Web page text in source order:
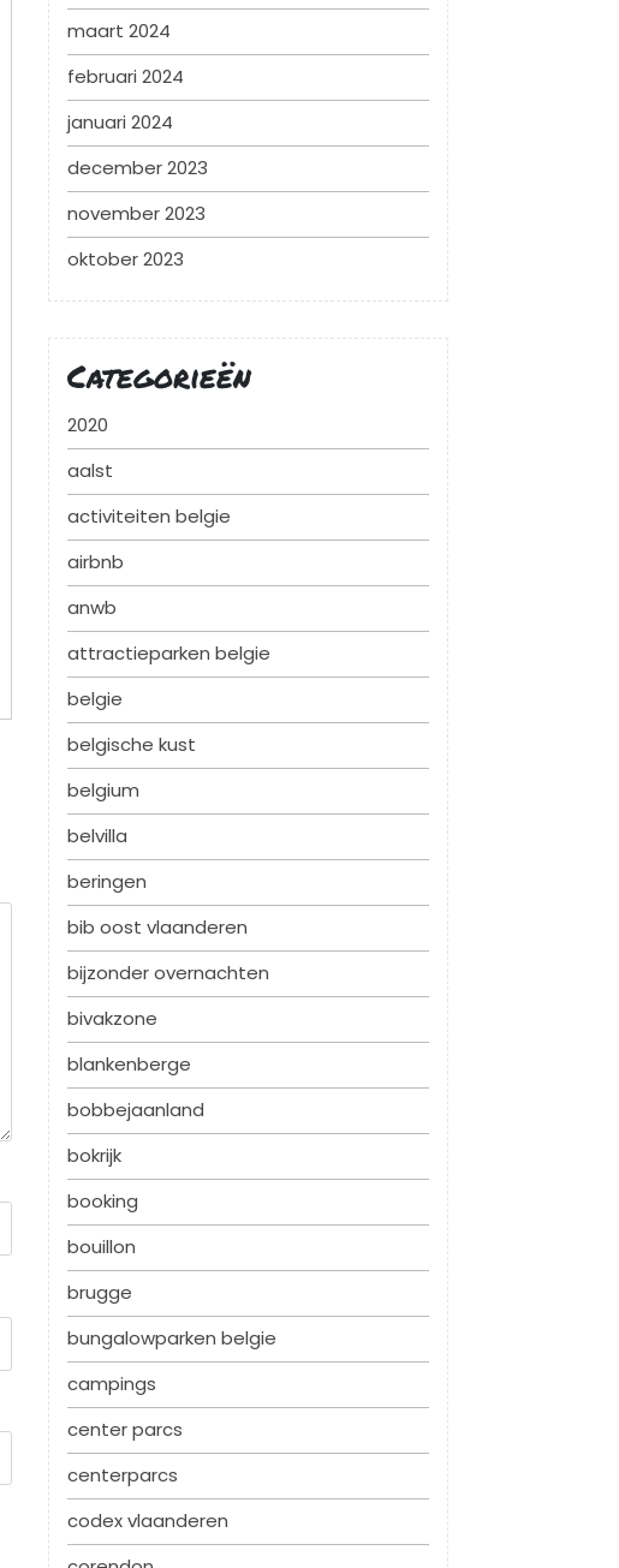
maart 2024
februari 2024
januari 2024
december 2023
november 2023
oktober 2023
Categorieën
2020
aalst
activiteiten belgie
airbnb
anwb
attractieparken belgie
belgie
belgische kust
belgium
belvilla
beringen
bib oost vlaanderen
bijzonder overnachten
bivakzone
blankenberge
bobbejaanland
bokrijk
booking
bouillon
brugge
bungalowparken belgie
campings
center parcs
centerparcs
codex vlaanderen